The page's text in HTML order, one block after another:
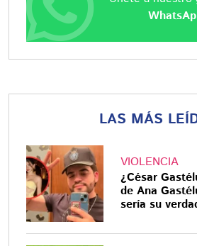
LAS MÁS
VIOLENCIA
¿César
de Ana
sería su